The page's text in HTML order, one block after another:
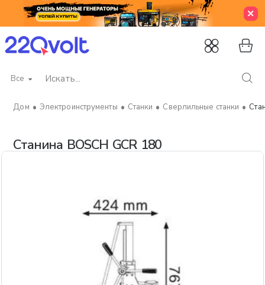
Все
Искать...
Станина BOSCH GCR 180
Электроинструменты Станки Сверлильные станки